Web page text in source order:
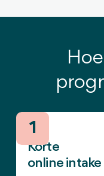
Korte
online intake
1